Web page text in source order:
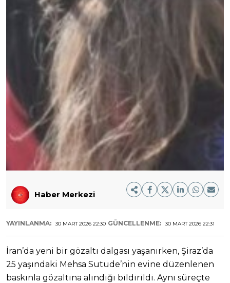
Haber Merkezi
YAYINLANMA: 30 MART 2026 22:30 GÜNCELLENME: 30 MART 2026 22:31
İran’da yeni bir gözaltı dalgası yaşanırken, Şiraz’da
25 yaşındaki Mehsa Sutude’nin evine düzenlenen
baskınla gözaltına alındığı bildirildi. Aynı süreçte